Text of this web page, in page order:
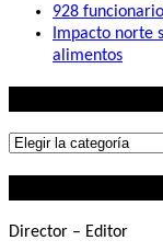
928
Impacto norte
alimentos
Lo
Director – Editor